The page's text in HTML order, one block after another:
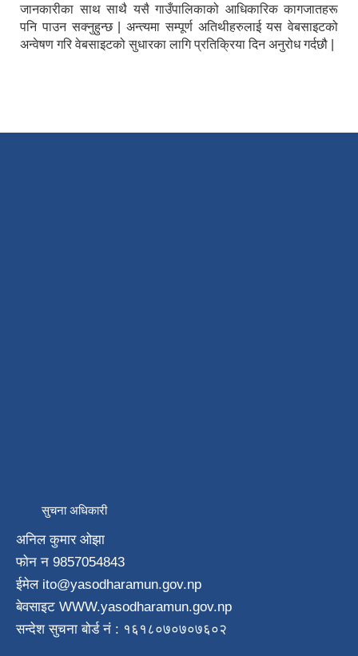
जानकारीका साथ साथै यसै गाउँपालिकाको आधिकारिक कागजातहरू
पनि पाउन सक्नुहुन्छ | अन्त्यमा सम्पूर्ण अतिथीहरुलाई यस वेबसाइटको
अन्वेषण गरि वेबसाइटको सुधारका लागि प्रतिक्रिया दिन अनुरोध गर्दछौ |
सुचना अधिकारी
अनिल कुमार ओझा
फाेन न‌ 9857054843
ईमेल ito@yasodharamun.gov.np
बेवसाइट WWW.yasodharamun.gov.np
सन्देश सुचना बाेर्ड न‌ं : १६१८०७०७०७६०२